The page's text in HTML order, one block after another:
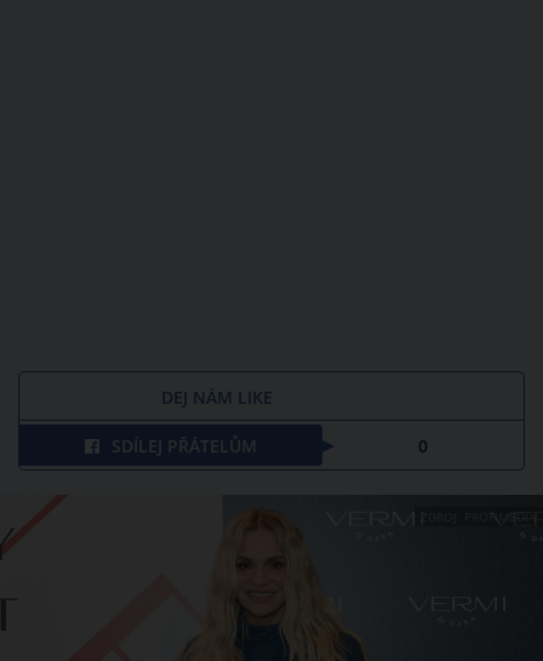
DEJ NÁM LIKE
SDÍLEJ PŘÁTELŮM 0
ZDROJ: PROFIMEDIA